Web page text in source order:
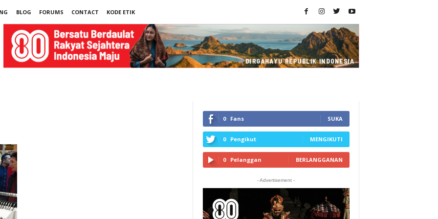
BLOG FORUMS CONTACT
KODE ETIK
0 Fans SUKA
0 Pengikut MENGIKUTI
0 Pelanggan BERLANGGANAN
- Advertisement -